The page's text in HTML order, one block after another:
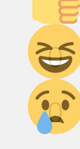
0
Дикий
смех!
0
Грусть :(